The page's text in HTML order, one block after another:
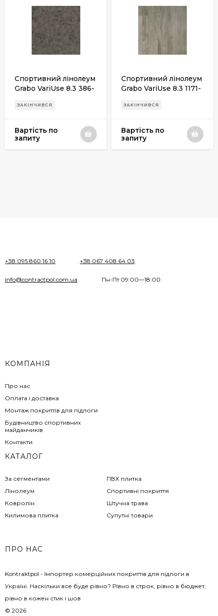
Спортивний лінолеум
Grabo VariUse 8.3 386-
ЗАКІНЧИВСЯ
Вартість по
запиту
Спортивний лінолеум
Grabo VariUse 8.3 1171-
ЗАКІНЧИВСЯ
Вартість по
запиту
+38 095 860 16 10 +38 067 408 64 03
info@contractpol.com.ua Пн-Пт 09:00—18:00
КОМПАНІЯ
Про нас
Оплата і доставка
Монтаж покриттів для підлоги
Будівництво спортивних
майданчиків
Контакти
КАТАЛОГ
За сегментами
Лінолеум
Ковролін
Килимова плитка
ПВХ плитка
Спортивні покриття
Штучна трава
Супутні товари
ПРО НАС
Kontraktpol - Імпортер комерційних покриттів для підлоги в
Україні. Наскільки все буде рівно? Рівно в строк, рівно в бюджет,
рівно в кожен стик і шов
© 2026